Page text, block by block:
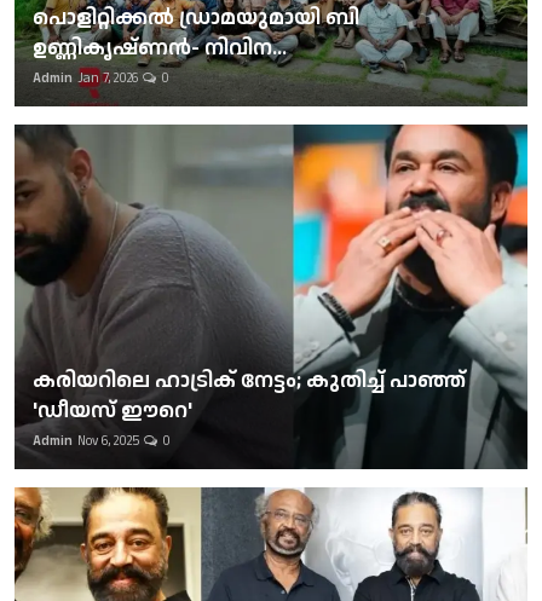
പൊളിറ്റിക്കല്‍ ഡ്രാമയുമായി ബി
ഉണ്ണികൃഷ്ണന്‍- നിവിന...
Admin Jan 7, 2026 0
കരിയറിലെ ഹാട്രിക് നേട്ടം; കുതിച്ച് പാഞ്ഞ്
'ഡീയസ് ഈറെ'
Admin Nov 6, 2025 0